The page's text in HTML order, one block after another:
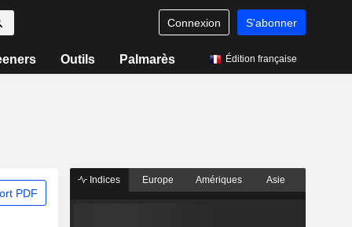
Connexion S'abonner
Outils Palmarès Édition française
PDF
Indices Europe Amériques Asie